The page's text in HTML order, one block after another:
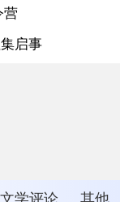
营
启事
文学评论 其他